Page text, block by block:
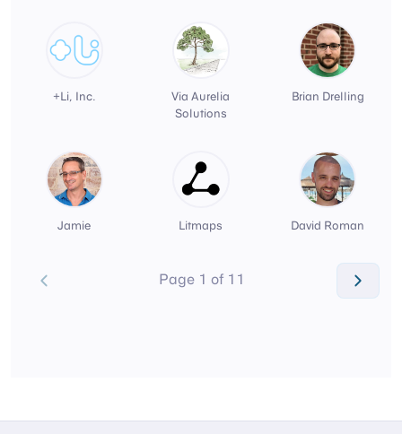
+Li, Inc.
Via Aurelia
Solutions
Brian Drelling
Jamie Litmaps David Roman
Page 1 of 11